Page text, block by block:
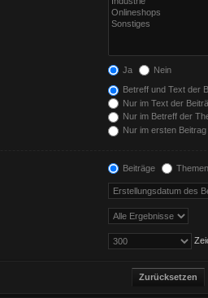
Ja Nein
Betreff und Text der
Nur im Text der
Nur im Betreff der
Nur im ersten
Beiträge Themen